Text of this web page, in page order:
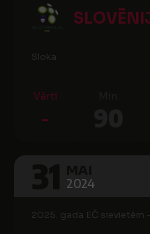
Sloka
Vārti
-
2024
2025. gada EČ